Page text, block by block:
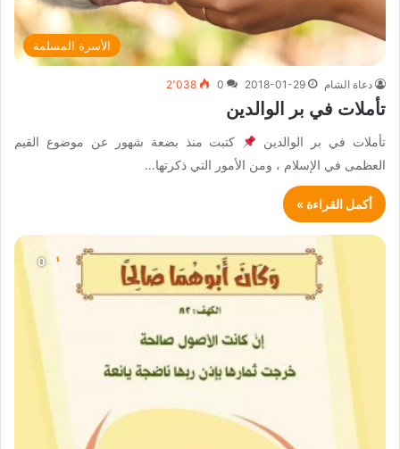
الأسرة المسلمة
دعاة الشام 2018-01-29
0 2٬038
تأملات في بر الوالدين
تأملات في بر الوالدين
كتبت منذ بضعة شهور عن موضوع القيم
العظمى في الإسلام ، ومن الأمور التي ذكرتها…
أكمل القراءة »